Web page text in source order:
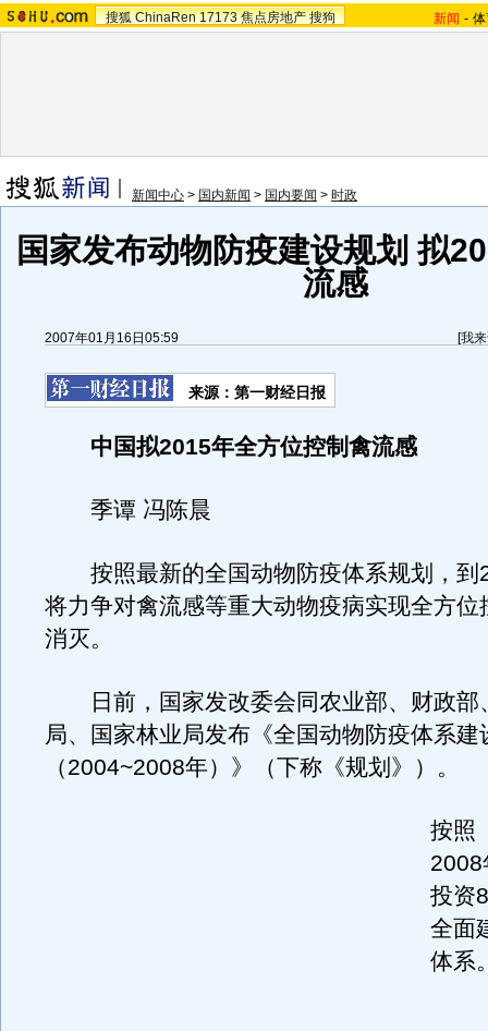
搜狐 ChinaRen 17173 焦点房地产 搜狗 新闻 -
新闻中心 > 国内新闻 > 国内要闻 > 时政
国家发布动物防疫建设规划 拟
流感
2007年01月16日05:59 [我
来源：第一财经日报
中国拟2015年全方位控制禽流感
季谭 冯陈晨
按照最新的全国动物防疫体系规划，到
将力争对禽流感等重大动物疫病实现全方位
消灭。
日前，国家发改委会同农业部、财政部
局、国家林业局发布《全国动物防疫体系建
（2004~2008年）》（下称《规划》）。
按照
2008
投资
全面
体系